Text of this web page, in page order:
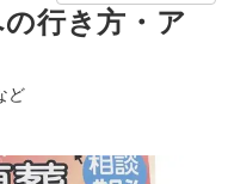
行き方・ア
ど